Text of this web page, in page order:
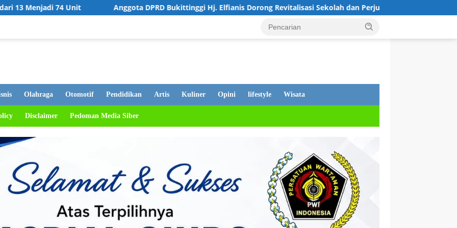
Anggota DPRD Bukittinggi Hj. Elfianis Dorong Revitalisasi Sekolah dan Perjuangkan Pembebasan Iuran Komite bagi Siswa
Olahraga Otomotif Pendidikan Artis Kuliner Opini lifestyle Wisata
Disclaimer Pedoman Media Siber